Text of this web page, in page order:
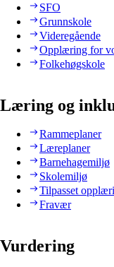
SFO
Grunnskole
Videregående
Opplæring for
Folkehøgskole
Læring og
Rammeplaner
Læreplaner
Barnehagemiljø
Skolemiljø
Tilpasset
Fravær
Vurdering